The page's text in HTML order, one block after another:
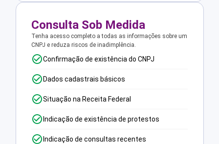
Consulta Sob Medida
Tenha acesso completo a todas as informações sobre um
CNPJ e reduza riscos de inadimplência.
Confirmação de existência do CNPJ
Dados cadastrais básicos
Situação na Receita Federal
Indicação de existência de protestos
Indicação de consultas recentes